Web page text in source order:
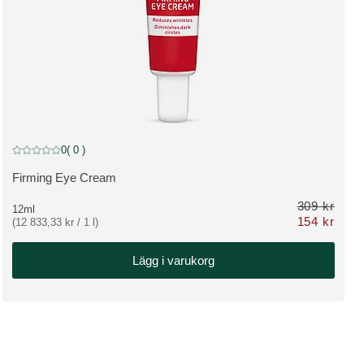
Rabatt
VISA PRODUKT:
Firming Eye Cream
Nuvarande betyg: 0 av 5 stjärnor Betygsatt av 0 kunder
0( 0 )
12ml
(12 833,33 kr / 1 l)
309 kr
154 kr
Lägg i varukorg